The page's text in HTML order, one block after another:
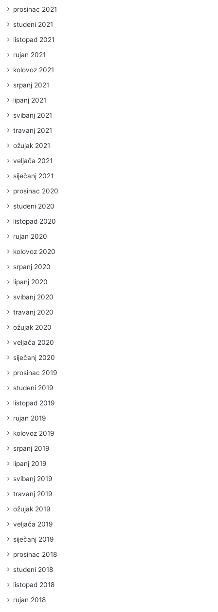
prosinac 2021
studeni 2021
listopad 2021
rujan 2021
kolovoz 2021
srpanj 2021
lipanj 2021
svibanj 2021
travanj 2021
ožujak 2021
veljača 2021
siječanj 2021
prosinac 2020
studeni 2020
listopad 2020
rujan 2020
kolovoz 2020
srpanj 2020
lipanj 2020
svibanj 2020
travanj 2020
ožujak 2020
veljača 2020
siječanj 2020
prosinac 2019
studeni 2019
listopad 2019
rujan 2019
kolovoz 2019
srpanj 2019
lipanj 2019
svibanj 2019
travanj 2019
ožujak 2019
veljača 2019
siječanj 2019
prosinac 2018
studeni 2018
listopad 2018
rujan 2018